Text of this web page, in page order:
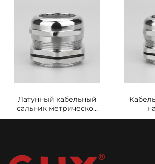
Латунный кабельный
сальник метрической
серии M48*1.5